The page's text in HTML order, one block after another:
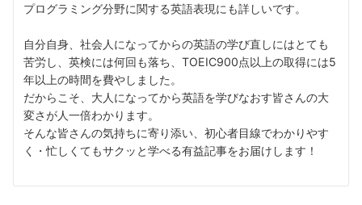
プログラミング分野に関する英語表現にも詳しいです。
自分自身、社会人になってからの英語の学び直しにはとても
苦労し、英検には何回も落ち、TOEIC900点以上の取得には5
年以上の時間を費やしました。
だからこそ、大人になってから英語を学びなおす皆さんの大
変さが人一倍わかります。
そんな皆さんの気持ちに寄り添い、初心者目線でわかりやす
く・忙しくてもサクッと学べる有益記事をお届けします！